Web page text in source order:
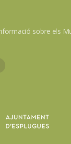
sobre els